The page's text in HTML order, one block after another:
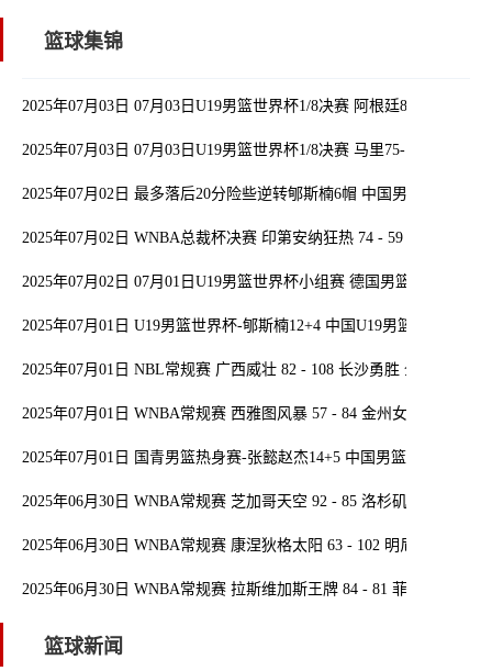
篮球集锦
2025年07月03日 07月03日U19男篮世界杯1/8决赛 阿根廷80-81斯洛文
2025年07月03日 07月03日U19男篮世界杯1/8决赛 马里75-100加拿大
2025年07月02日 最多落后20分险些逆转郇斯楠6帽 中国男篮无缘U19
2025年07月02日 WNBA总裁杯决赛 印第安纳狂热 74 - 59 明尼苏达山
2025年07月02日 07月01日U19男篮世界杯小组赛 德国男篮U19 104 -
2025年07月01日 U19男篮世界杯-郇斯楠12+4 中国U19男篮负斯洛文
2025年07月01日 NBL常规赛 广西威壮 82 - 108 长沙勇胜 全场集锦
2025年07月01日 WNBA常规赛 西雅图风暴 57 - 84 金州女武神 全场集
2025年07月01日 国青男篮热身赛-张懿赵杰14+5 中国男篮U16力克新
2025年06月30日 WNBA常规赛 芝加哥天空 92 - 85 洛杉矶火花 全场集
2025年06月30日 WNBA常规赛 康涅狄格太阳 63 - 102 明尼苏达山猫
2025年06月30日 WNBA常规赛 拉斯维加斯王牌 84 - 81 菲尼克斯水星
篮球新闻